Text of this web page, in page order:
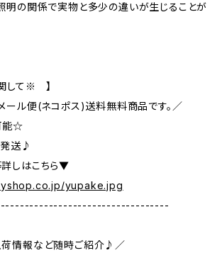
明の関係で実物と多少の違いが生じることが
して※ 】
ール便(ネコポス)送料無料商品です。／
能☆
送♪
しはこちら▼
yupake.jpg
情報など随時ご紹介♪／